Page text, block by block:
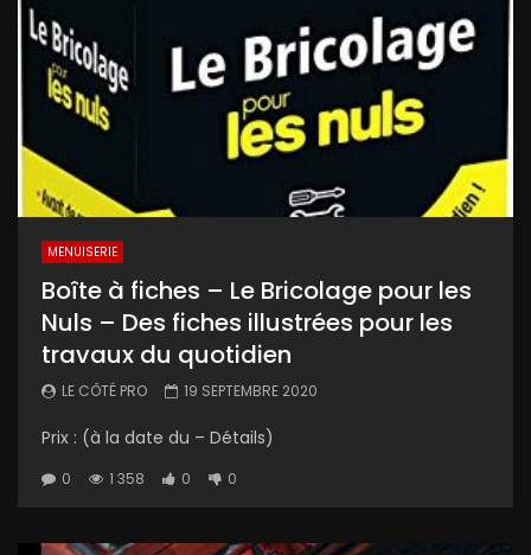
MENUISERIE
Boîte à fiches – Le Bricolage pour les
Nuls – Des fiches illustrées pour les
travaux du quotidien
LE CÔTÉ PRO 19 SEPTEMBRE 2020
Prix : (à la date du – Détails)
0 1 358 0 0